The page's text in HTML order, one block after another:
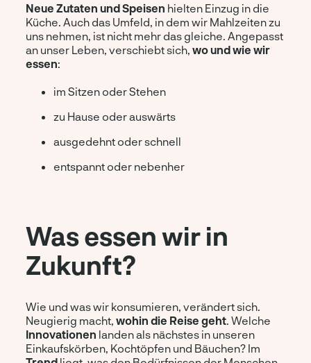
Neue Zutaten und Speisen hielten Einzug in die
Küche. Auch das Umfeld, in dem wir Mahlzeiten zu
uns nehmen, ist nicht mehr das gleiche. Angepasst
an unser Leben, verschiebt sich, wo und wie wir
essen:
im Sitzen oder Stehen
zu Hause oder auswärts
ausgedehnt oder schnell
entspannt oder nebenher
Was essen wir in
Zukunft?
Wie und was wir konsumieren, verändert sich.
Neugierig macht,wohin die Reise geht. Welche
Innovationen landen als nächstes in unseren
Einkaufskörben, Kochtöpfen und Bäuchen? Im